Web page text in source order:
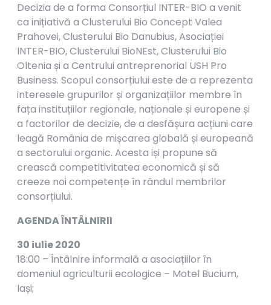
Decizia de a forma Consorțiul INTER-BIO a venit
ca inițiativă a Clusterului Bio Concept Valea
Prahovei, Clusterului Bio Danubius, Asociației
INTER-BIO, Clusterului BioNEst, Clusterului Bio
Oltenia și a Centrului antreprenorial USH Pro
Business. Scopul consorțiului este de a reprezenta
interesele grupurilor și organizațiilor membre în
fața instituțiilor regionale, naționale și europene și
a factorilor de decizie, de a desfășura acțiuni care
leagă România de mișcarea globală și europeană
a sectorului organic. Acesta iși propune să
crească competitivitatea economică și să
creeze noi competențe în rândul membrilor
consorțiului.
AGENDA ÎNTÂLNIRII
30 iulie 2020
18:00 – Întâlnire informală a asociațiilor în
domeniul agriculturii ecologice – Motel Bucium,
Iași;